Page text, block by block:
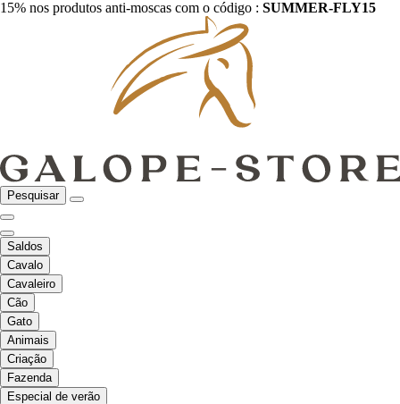
15% nos produtos anti-moscas com o código : SUMMER-FLY15
Pesquisar
Saldos
Cavalo
Cavaleiro
Cão
Gato
Animais
Criação
Fazenda
Especial de verão